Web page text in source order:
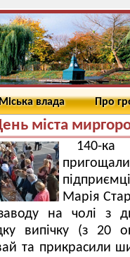
влада Про
міста
140-ка
Марія
на чолі з
випічку (з 20
та прикрасили